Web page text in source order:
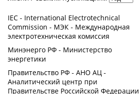
IEC - International Electrotechnical
Commission - МЭК - Международная
электротехническая комиссия
Минэнерго РФ - Министерство
энергетики
Правительство РФ - АНО АЦ -
Аналитический центр при
Правительстве Российской Федерации